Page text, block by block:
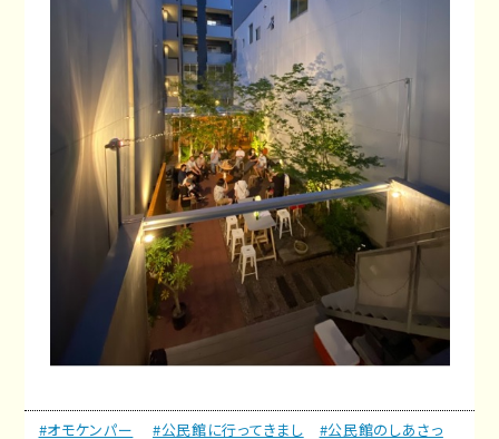
#オモケンパー #公民館に行ってきまし #公民館のしあさっ